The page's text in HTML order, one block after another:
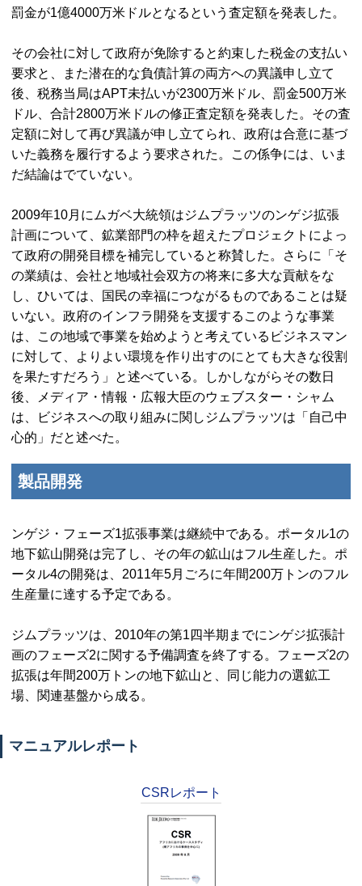
罰金が1億4000万米ドルとなるという査定額を発表した。
その会社に対して政府が免除すると約束した税金の支払い
要求と、また潜在的な負債計算の両方への異議申し立て
後、税務当局はAPT未払いが2300万米ドル、罰金500万米
ドル、合計2800万米ドルの修正査定額を発表した。その査
定額に対して再び異議が申し立てられ、政府は合意に基づ
いた義務を履行するよう要求された。この係争には、いま
だ結論はでていない。
2009年10月にムガベ大統領はジムプラッツのンゲジ拡張
計画について、鉱業部門の枠を超えたプロジェクトによっ
て政府の開発目標を補完していると称賛した。さらに「そ
の業績は、会社と地域社会双方の将来に多大な貢献をな
し、ひいては、国民の幸福につながるものであることは疑
いない。政府のインフラ開発を支援するこのような事業
は、この地域で事業を始めようと考えているビジネスマン
に対して、よりよい環境を作り出すのにとても大きな役割
を果たすだろう」と述べている。しかしながらその数日
後、メディア・情報・広報大臣のウェブスター・シャム
は、ビジネスへの取り組みに関しジムプラッツは「自己中
心的」だと述べた。
製品開発
ンゲジ・フェーズ1拡張事業は継続中である。ポータル1の
地下鉱山開発は完了し、その年の鉱山はフル生産した。ポ
ータル4の開発は、2011年5月ごろに年間200万トンのフル
生産量に達する予定である。
ジムプラッツは、2010年の第1四半期までにンゲジ拡張計
画のフェーズ2に関する予備調査を終了する。フェーズ2の
拡張は年間200万トンの地下鉱山と、同じ能力の選鉱工
場、関連基盤から成る。
マニュアルレポート
CSRレポート